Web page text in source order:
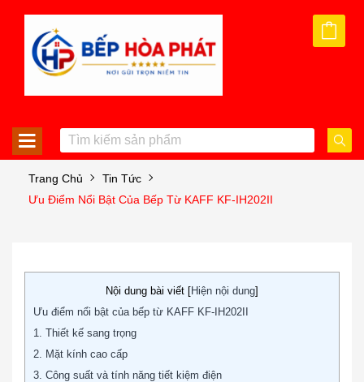
Trang Chủ
Tin Tức
Ưu Điểm Nổi Bật Của Bếp Từ KAFF KF-IH202II
Nội dung bài viết [Hiện nội dung]
Ưu điểm nổi bật của bếp từ KAFF KF-IH202II
1. Thiết kế sang trọng
2. Mặt kính cao cấp
3. Công suất và tính năng tiết kiệm điện